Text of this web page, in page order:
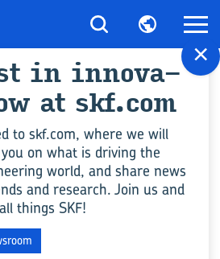
per
Super-​
×
in in­no­va­
at skf.com
to skf.com, where we will
on what is driving the
world, and share news
and research. Join us and
things SKF!